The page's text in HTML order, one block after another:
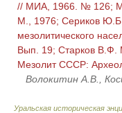
// МИА, 1966. № 126;
М., 1976; Сериков
мезолитического
Вып. 19; Старков В.Ф.
Мезолит СССР:
Волокитин А.В.,
Уральская историческая